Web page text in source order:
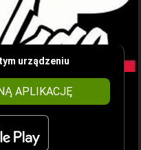
urządzeniu
APLIKACJĘ